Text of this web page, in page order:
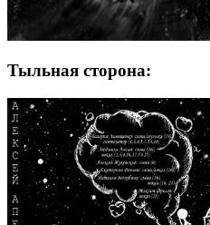
Тыльная сторона: